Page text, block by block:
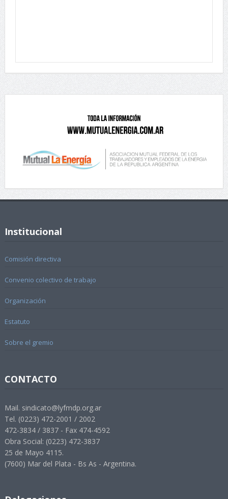
Institucional
Comisión directiva
Convenio colectivo de trabajo
Organización
Estatuto
Sobre el gremio
CONTACTO
Mail. sindicato@lyfmdp.org.ar
Tel. (0223) 472-2001 / 2002
472-3834 / 3837 - Fax 474-4592
Obra Social: (0223) 472-3837
25 de Mayo 4115.
(7600) Mar del Plata - Bs As - Argentina.